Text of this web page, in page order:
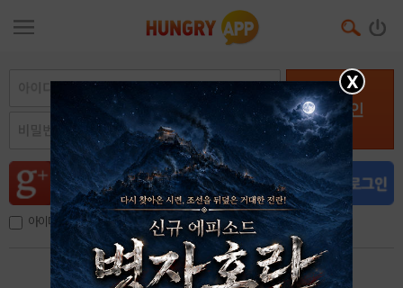
로그인
아이디, 이메일 저장
아이디 / 비밀번호 찾기 회원가입
X